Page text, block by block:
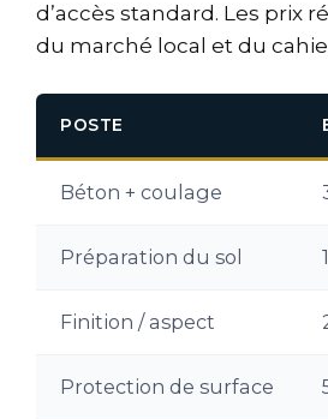
d’accès standard. Les prix
du marché local et du
POSTE
Béton + coulage
Préparation du sol
Finition / aspect
Protection de surface